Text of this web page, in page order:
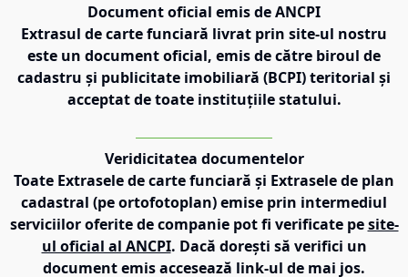
Document oficial emis de ANCPI
Extrasul de carte funciară livrat prin site-ul nostru
este un document oficial, emis de către biroul de
cadastru și publicitate imobiliară (BCPI) teritorial și
acceptat de toate instituțiile statului.
Veridicitatea documentelor
Toate Extrasele de carte funciară și Extrasele de plan
cadastral (pe ortofotoplan) emise prin intermediul
serviciilor oferite de companie pot fi verificate pe site-
ul oficial al ANCPI. Dacă dorești să verifici un
document emis accesează link-ul de mai jos.